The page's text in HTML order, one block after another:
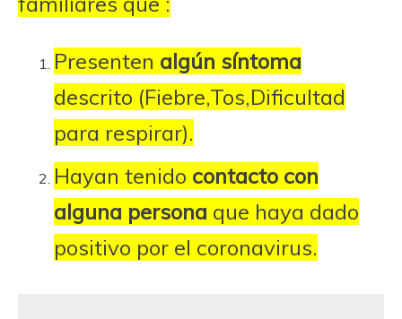
Presenten algún síntoma
descrito (Fiebre,Tos,Dificultad
para respirar).
Hayan tenido contacto con
alguna persona que haya dado
positivo por el coronavirus.